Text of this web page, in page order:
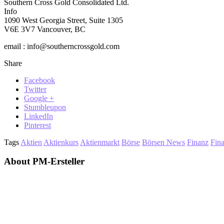
Southern Cross Gold Consolidated Ltd.
Info
1090 West Georgia Street, Suite 1305
V6E 3V7 Vancouver, BC
email : info@southerncrossgold.com
Share
Facebook
Twitter
Google +
Stumbleupon
LinkedIn
Pinterest
Tags Aktien Aktienkurs Aktienmarkt Börse Börsen News Finanz
About PM-Ersteller